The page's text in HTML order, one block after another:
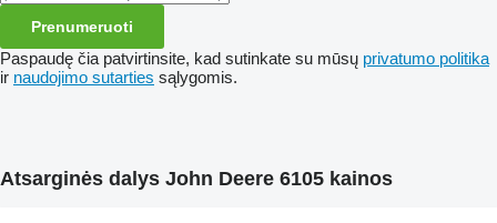
Prenumeruoti
Paspaudę čia patvirtinsite, kad sutinkate su mūsų privatumo politika
ir naudojimo sutarties sąlygomis.
Atsarginės dalys John Deere 6105 kainos